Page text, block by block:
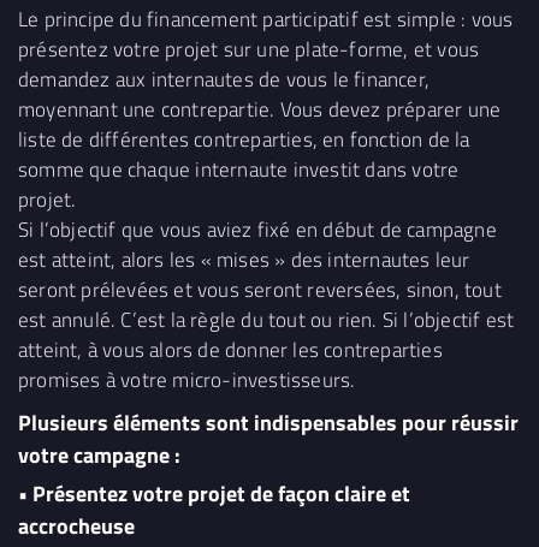
Le principe du financement participatif est simple : vous
présentez votre projet sur une plate-forme, et vous
demandez aux internautes de vous le financer,
moyennant une contrepartie. Vous devez préparer une
liste de différentes contreparties, en fonction de la
somme que chaque internaute investit dans votre
projet.
Si l’objectif que vous aviez fixé en début de campagne
est atteint, alors les « mises » des internautes leur
seront prélevées et vous seront reversées, sinon, tout
est annulé. C’est la règle du tout ou rien. Si l’objectif est
atteint, à vous alors de donner les contreparties
promises à votre micro-investisseurs.
Plusieurs éléments sont indispensables pour réussir
votre campagne :
• Présentez votre projet de façon claire et
accrocheuse